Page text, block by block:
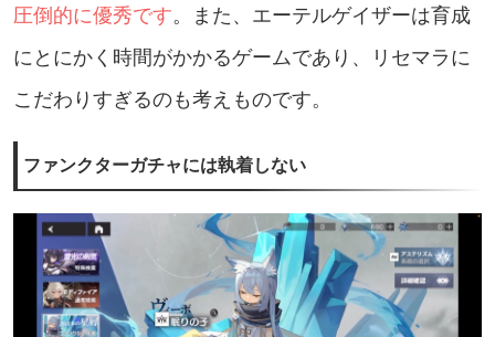
圧倒的に優秀です。また、エーテルゲイザーは育成
にとにかく時間がかかるゲームであり、リセマラに
こだわりすぎるのも考えものです。
ファンクターガチャには執着しない